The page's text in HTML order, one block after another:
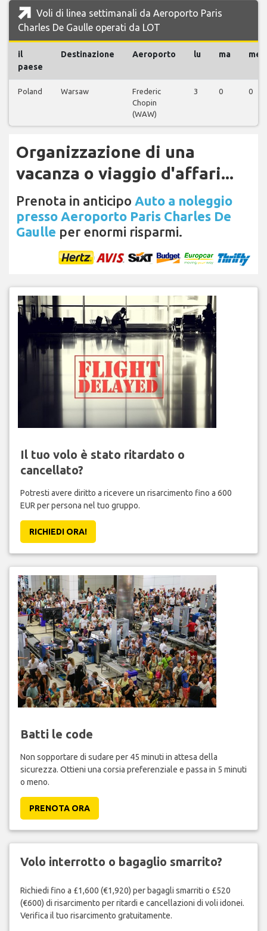
Voli di linea settimanali da Aeroporto Paris
Charles De Gaulle operati da LOT
il
paese
Destinazione Aeroporto lu ma me
Poland Warsaw
Frederic
Chopin
(WAW)
3 0 0
Organizzazione di una
vacanza o viaggio d'affari...
Prenota in anticipo Auto a noleggio
presso Aeroporto Paris Charles De
Gaulle per enormi risparmi.
Il tuo volo è stato ritardato o
cancellato?
Potresti avere diritto a ricevere un risarcimento fino a 600
EUR per persona nel tuo gruppo.
RICHIEDI ORA!
Batti le code
Non sopportare di sudare per 45 minuti in attesa della
sicurezza. Ottieni una corsia preferenziale e passa in 5 minuti
o meno.
PRENOTA ORA
Volo interrotto o bagaglio smarrito?
Richiedi fino a £1,600 (€1,920) per bagagli smarriti o £520
(€600) di risarcimento per ritardi e cancellazioni di voli idonei.
Verifica il tuo risarcimento gratuitamente.